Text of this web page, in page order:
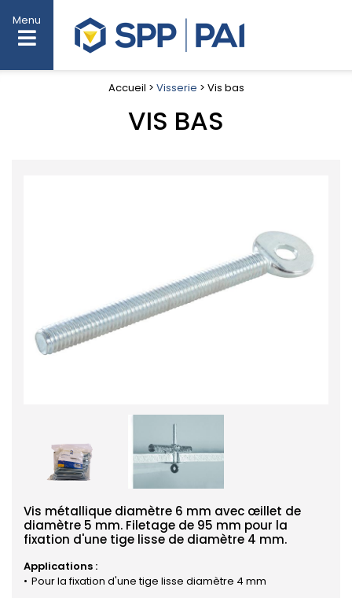
Menu
Accueil > Visserie > Vis bas
VIS BAS
Vis métallique diamètre 6 mm avec œillet de
diamètre 5 mm. Filetage de 95 mm pour la
fixation d'une tige lisse de diamètre 4 mm.
Applications :
Pour la fixation d'une tige lisse diamètre 4 mm